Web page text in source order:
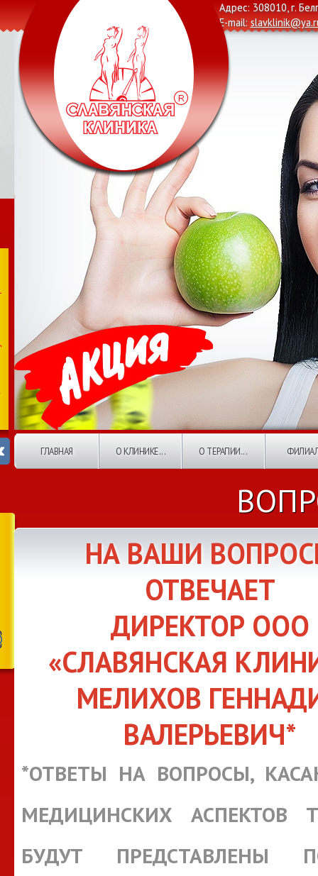
Адрес: 308010, г.
E-mail:
ГЛАВНАЯ О КЛИНИКЕ... О ТЕРАПИИ...
НА ВАШИ
ОТВЕЧАЕТ
ДИРЕКТОР ООО
«СЛАВЯНСКАЯ
МЕЛИХОВ
ВАЛЕРЬЕВИЧ*
*ОТВЕТЫ НА ВОПРОСЫ,
МЕДИЦИНСКИХ АСПЕКТОВ
БУДУТ ПРЕДСТАВЛЕНЫ